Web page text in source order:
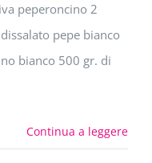
peperoncino 2
pepe bianco
bianco 500 gr. di
Continua a leggere